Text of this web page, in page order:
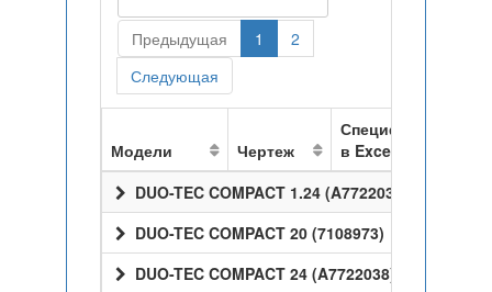
Предыдущая 1
2
Следующая
Модели Чертеж
Спецификация
в Excel
DUO-TEC COMPACT 1.24 (A7722037)
DUO-TEC COMPACT 20 (7108973)
DUO-TEC COMPACT 24 (A7722038)